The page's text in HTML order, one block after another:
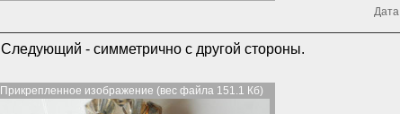
Следующий - симметрично с другой стороны.
Прикрепленное изображение (вес файла 151.1 Кб)